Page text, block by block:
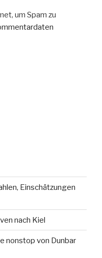
um Spam zu
Einschätzungen
nach Kiel
nonstop von Dunbar